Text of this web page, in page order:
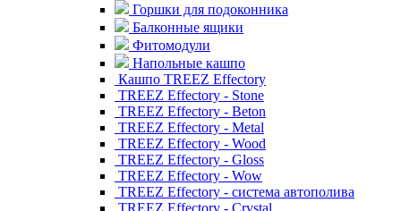
Горшки для подоконника
Балконные ящики
Фитомодули
Напольные кашпо
Кашпо TREEZ Effectory
TREEZ Effectory - Stone
TREEZ Effectory - Beton
TREEZ Effectory - Metal
TREEZ Effectory - Wood
TREEZ Effectory - Gloss
TREEZ Effectory - Wow
TREEZ Effectory - система автополива
TREEZ Effectory - Crystal